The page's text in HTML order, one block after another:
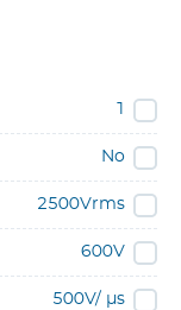
No
2500Vrms
600V
500V/ µs